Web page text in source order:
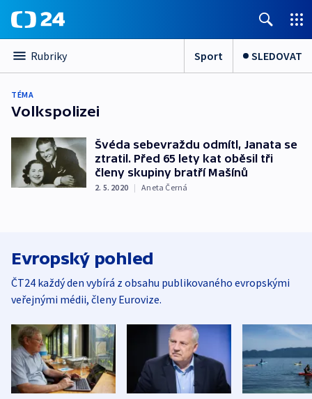
Rubriky Sport SLEDOVAT
TÉMA
Volkspolizei
Švéda sebevraždu odmítl, Janata se
ztratil. Před 65 lety kat oběsil tři
členy skupiny bratří Mašínů
2. 5. 2020 | Aneta Černá
Evropský pohled
ČT24 každý den vybírá z obsahu publikovaného evropskými
veřejnými médii, členy Eurovize.